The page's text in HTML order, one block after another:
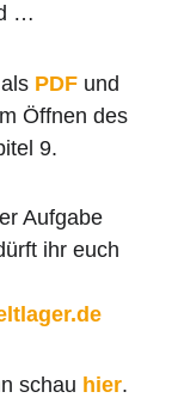
…
PDF und
Öffnen des
9.
Aufgabe
ihr euch
schau hier.